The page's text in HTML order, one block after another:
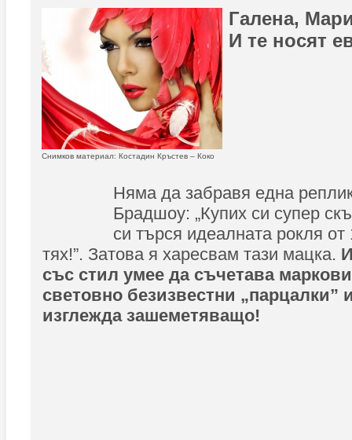
Галена,
И те носят
Снимков материал: Костадин Кръстев – Коко
Няма да забравя една
Брадшоу: „Купих си супер
си търся идеалната рокля
тях!”. Затова я харесвам тази мацка.
със стил умее да съчетава
световно безизвестни „парцалки”
изглежда зашеметяващо!